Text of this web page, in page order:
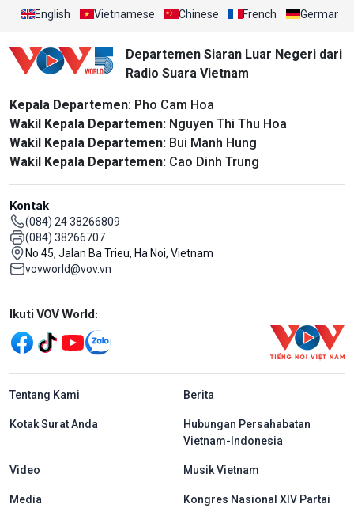
English Vietnamese Chinese French German
Departemen Siaran Luar Negeri dari
Radio Suara Vietnam
Kepala Departemen: Pho Cam Hoa
Wakil Kepala Departemen: Nguyen Thi Thu Hoa
Wakil Kepala Departemen: Bui Manh Hung
Wakil Kepala Departemen: Cao Dinh Trung
Kontak
(084) 24 38266809
(084) 38266707
No 45, Jalan Ba Trieu, Ha Noi, Vietnam
vovworld@vov.vn
Mạng xã hội
Ikuti VOV World:
menu footer tiếng Indo
Tentang Kami Berita
Kotak Surat Anda
Hubungan Persahabatan
Vietnam-Indonesia
Video Musik Vietnam
Media Kongres Nasional XIV Partai